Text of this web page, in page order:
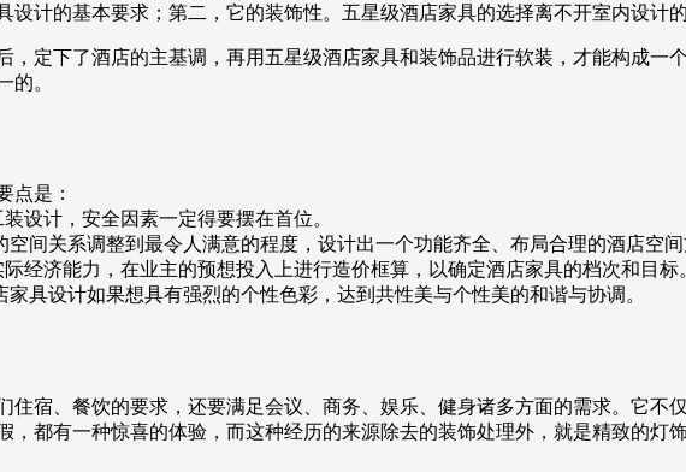
计的基本要求；第二，它的装饰性。五星级酒店家具的选择离不开室内设计的
定下了酒店的主基调，再用五星级酒店家具和装饰品进行软装，才能构成一
的。
是：
计，安全因素一定得要摆在首位。
关系调整到最令人满意的程度，设计出一个功能齐全、布局合理的酒店空间
济能力，在业主的预想投入上进行造价框算，以确定酒店家具的档次和目标
设计如果想具有强烈的个性色彩，达到共性美与个性美的和谐与协调。
宿、餐饮的要求，还要满足会议、商务、娱乐、健身诸多方面的需求。它不
都有一种惊喜的体验，而这种经历的来源除去的装饰处理外，就是精致的灯